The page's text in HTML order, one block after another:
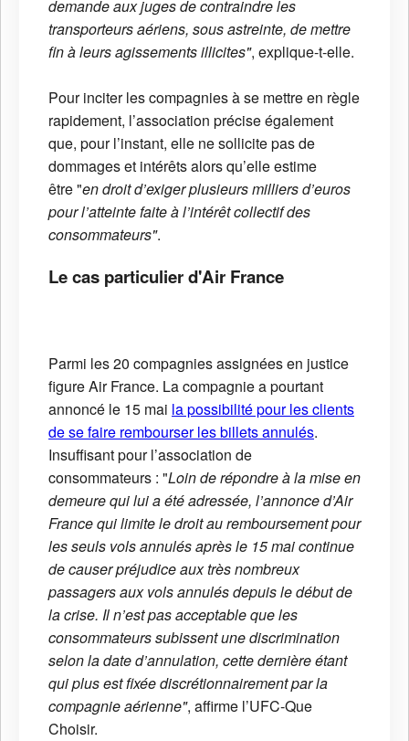
demande aux juges de contraindre les
transporteurs aériens, sous astreinte, de mettre
fin à leurs agissements illicites", explique-t-elle.
Pour inciter les compagnies à se mettre en règle
rapidement, l’association précise également
que, pour l’instant, elle ne sollicite pas de
dommages et intérêts alors qu’elle estime
être "en droit d’exiger plusieurs milliers d’euros
pour l’atteinte faite à l’intérêt collectif des
consommateurs".
Le cas particulier d'Air France
Parmi les 20 compagnies assignées en justice
figure Air France. La compagnie a pourtant
annoncé le 15 mai la possibilité pour les clients
de se faire rembourser les billets annulés.
Insuffisant pour l’association de
consommateurs : "Loin de répondre à la mise en
demeure qui lui a été adressée, l’annonce d’Air
France qui limite le droit au remboursement pour
les seuls vols annulés après le 15 mai continue
de causer préjudice aux très nombreux
passagers aux vols annulés depuis le début de
la crise. Il n’est pas acceptable que les
consommateurs subissent une discrimination
selon la date d’annulation, cette dernière étant
qui plus est fixée discrétionnairement par la
compagnie aérienne", affirme l’UFC-Que
Choisir.